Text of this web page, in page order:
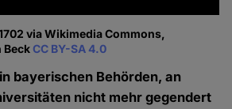
via Wikimedia Commons,
BeckCC BY-SA 4.0
bayerischen Behörden, an
nicht mehr gegendert